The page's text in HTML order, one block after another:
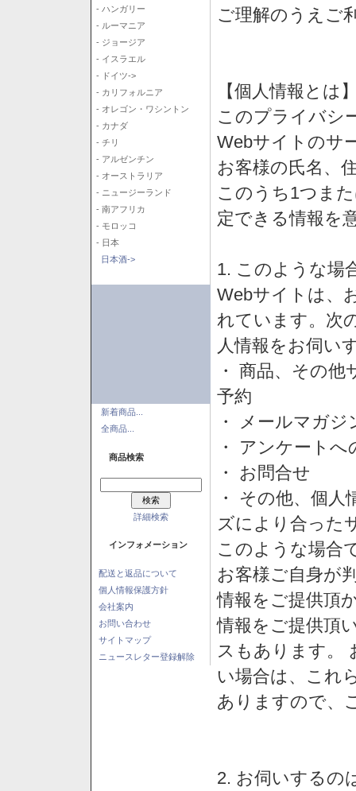
- ハンガリー
- ルーマニア
- ジョージア
- イスラエル
- ドイツ->
- カリフォルニア
- オレゴン・ワシントン
- カナダ
- チリ
- アルゼンチン
- オーストラリア
- ニュージーランド
- 南アフリカ
- モロッコ
- 日本
日本酒->
新着商品...
全商品...
商品検索
詳細検索
インフォメーション
配送と返品について
個人情報保護方針
会社案内
お問い合わせ
サイトマップ
ニュースレター登録解除
ご理解のうえご
【個人情報とは
このプライバシ
Webサイトのサ
お客様の氏名、
このうち1つま
定できる情報を
1. このような場
Webサイトは、
れています。次
人情報をお伺い
・ 商品、その
予約
・ メールマガ
・ アンケートへ
・ お問合せ
・ その他、個
ズにより合った
このような場合
お客様ご自身が
情報をご提供頂
情報をご提供頂
スもあります。
い場合は、これ
ありますので、
2. お伺いするの